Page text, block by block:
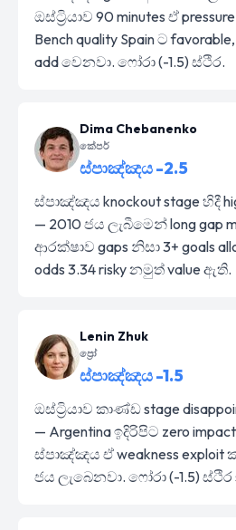
ඔස්ට්‍රියාව 90 minutes ඒ
Bench quality Spain ට
add වෙනවා. ෆෝරා (-1.5) ස්ථිර.
Dima Chebanenko
කේපර්
ස්පාඤ්ඤය -2.5
ස්පාඤ්ඤය knockout stage හිදී
— 2010 ජය ලැබීමෙන් long gap
ආරක්ෂාව gaps නිසා 3+ goals
odds 3.34 risky නමුත් value ඇති.
Lenin Zhuk
ප්‍රෝ
ස්පාඤ්ඤය -1.5
ඔස්ට්‍රියාව කාණ්ඩ stage
— Argentina ඉදිරිපිට zero
ස්පාඤ්ඤය ඒ weakness exploit
ජය ලැබෙනවා. ෆෝරා (-1.5) ස්ථිර